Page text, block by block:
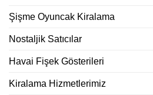
Şişme Oyuncak Kiralama
Nostaljik Satıcılar
Havai Fişek Gösterileri
Kiralama Hizmetlerimiz